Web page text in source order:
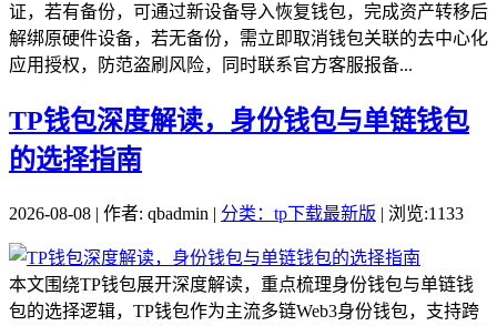
证，若有备份，可通过新设备导入恢复钱包，完成资产转移后
解绑原硬件设备，若无备份，需立即取消钱包关联的去中心化
应用授权，防范盗刷风险，同时联系官方客服报备...
TP钱包深度解读，身份钱包与单链钱包
的选择指南
2026-08-08 | 作者: qbadmin | 分类：tp下载最新版 | 浏览:1133
本文围绕TP钱包展开深度解读，重点梳理身份钱包与单链钱
包的选择逻辑，TP钱包作为主流多链Web3身份钱包，支持跨